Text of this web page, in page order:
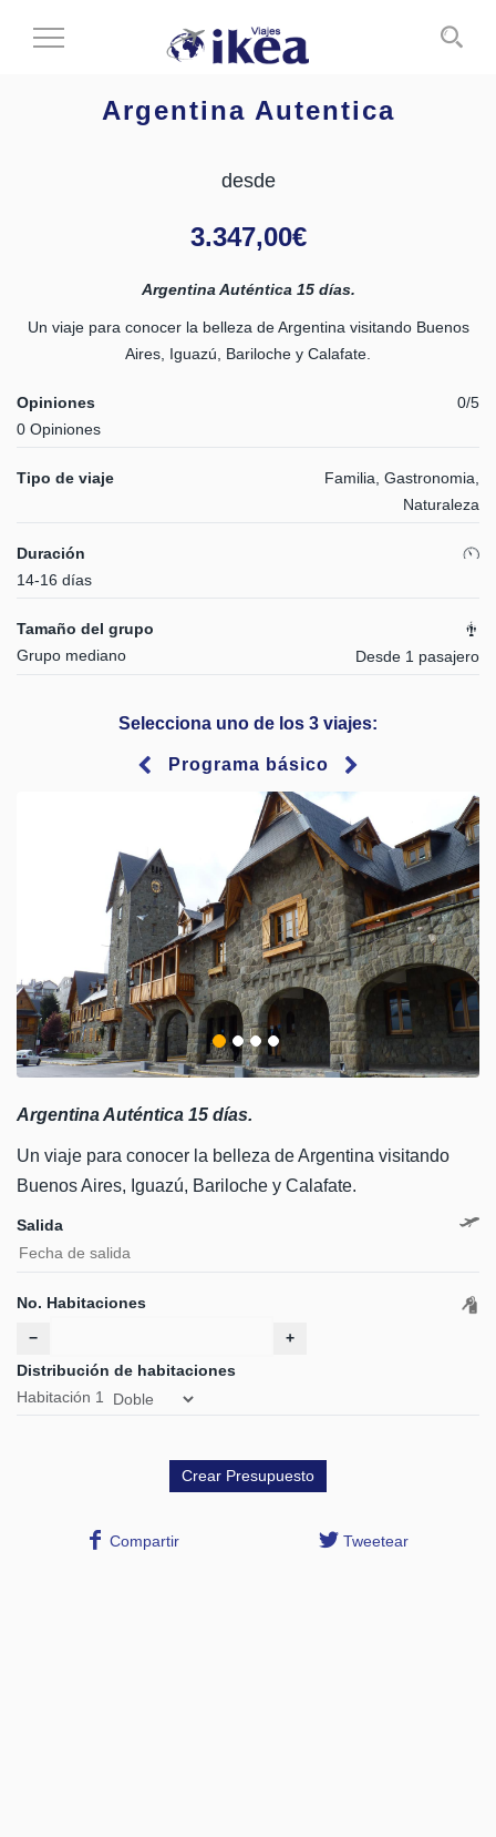
Cambiar
Argentina Autentica
desde
3.347,00€
Argentina Auténtica 15 días.
Un viaje para conocer la belleza de Argentina visitando Buenos
Aires, Iguazú, Bariloche y Calafate.
Opiniones
0 Opiniones
0/5
Tipo de viaje
Familia, Gastronomia,
Naturaleza
Duración
14-16 días
Tamaño del grupo
Grupo mediano
Desde 1 pasajero
Selecciona uno de los 3 viajes:
Programa básico
Argentina Auténtica 15 días.
Un viaje para conocer la belleza de Argentina visitando
Buenos Aires, Iguazú, Bariloche y Calafate.
Salida
No. Habitaciones
−
+
Distribución de habitaciones
Habitación 1
Compartir Tweetear